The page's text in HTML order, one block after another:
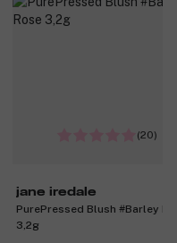
(20)
jane iredale
PurePressed Blush #Barley
3,2g